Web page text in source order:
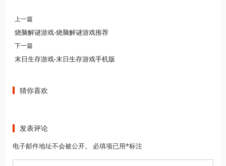
上一篇
烧脑解谜游戏-烧脑解谜游戏推荐
下一篇
末日生存游戏-末日生存游戏手机版
猜你喜欢
发表评论
电子邮件地址不会被公开。 必填项已用*标注